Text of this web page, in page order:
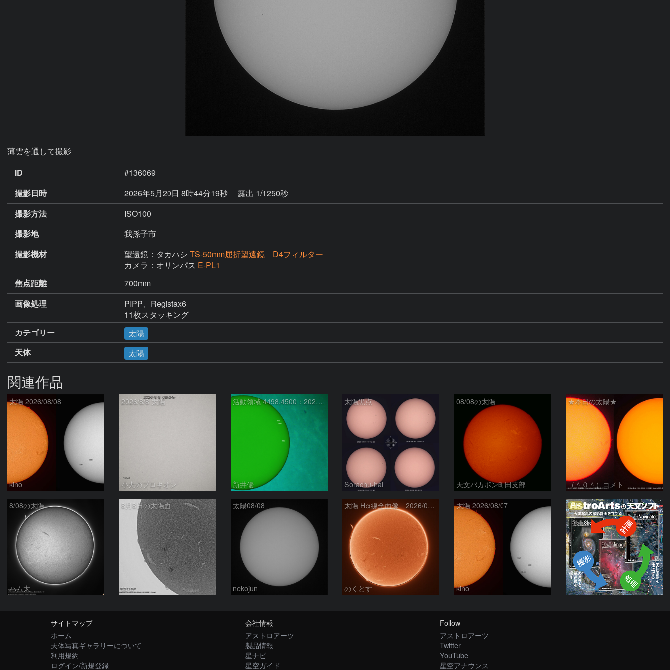
薄雲を通して撮影
ID
#136069
撮影日時
2026年5月20日 8時44分19秒
露出 1/1250秒
撮影方法
ISO100
撮影地
我孫子市
撮影機材
望遠鏡：タカハシ TS-50mm屈折望遠鏡 D4フィルター
カメラ：オリンパス E-PL1
焦点距離
700mm
画像処理
PIPP、Registax6
11枚スタッキング
カテゴリー
太陽
天体
太陽
関連作品
太陽 2026/08/08
kino
2026/8/8 太陽
小犬のプロキオン
活動領域 4498,4500：2026/08/08
新井優
太陽黒点
Sorachu-hai
08/08の太陽
天文バカボン町田支部
★本日の太陽★
（＾０＾）コメト
8/08の太陽
ハム太
8月8日の太陽面
ta-o
太陽08/08
nekojun
太陽 Hα線全面像 2026/08/08
のくとす
太陽 2026/08/07
kino
PR
サイトマップ
ホーム
天体写真ギャラリーについて
利用規約
ログイン/新規登録
会社情報
アストロアーツ
製品情報
星ナビ
星空ガイド
Follow
アストロアーツ
Twitter
YouTube
星空アナウンス